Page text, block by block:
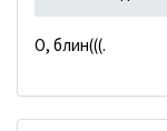
О, блин(((.